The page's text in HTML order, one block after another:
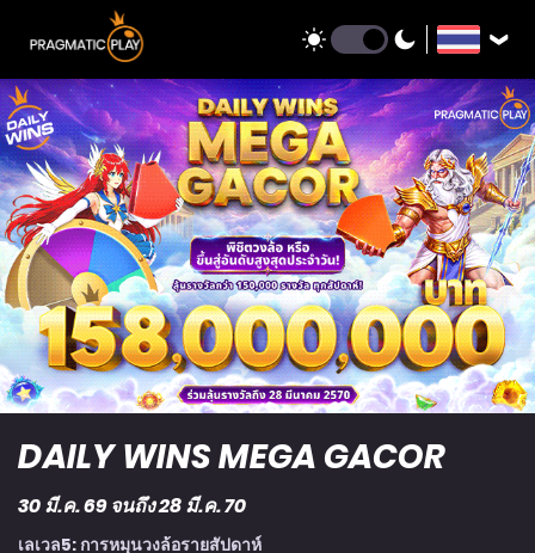
DAILY WINS MEGA GACOR
30 มี.ค. 69 จนถึง 28 มี.ค. 70
เลเวล5: การหมุนวงล้อรายสัปดาห์